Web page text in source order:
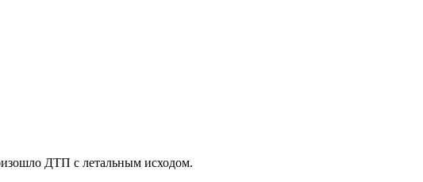
ДТП с летальным исходом.